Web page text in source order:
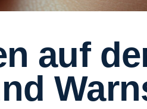
auf